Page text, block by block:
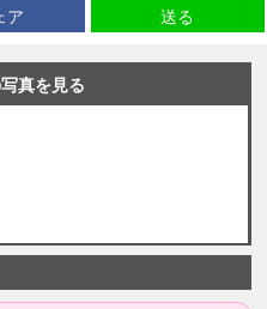
ア 送る
真を見る